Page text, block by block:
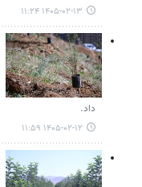
۱۴۰۵-۰۲-۱۳ ۱۱:۲۴
داد.
۱۴۰۵-۰۲-۱۲ ۱۱:۵۹